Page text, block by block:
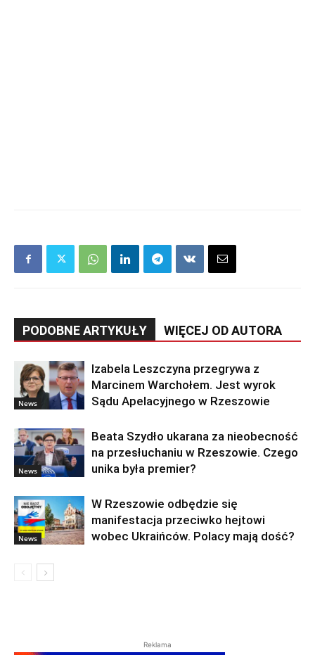
PODOBNE ARTYKUŁY WIĘCEJ OD AUTORA
News
Izabela Leszczyna przegrywa z
Marcinem Warchołem. Jest wyrok
Sądu Apelacyjnego w Rzeszowie
News
Beata Szydło ukarana za nieobecność
na przesłuchaniu w Rzeszowie. Czego
unika była premier?
News
W Rzeszowie odbędzie się
manifestacja przeciwko hejtowi
wobec Ukraińców. Polacy mają dość?
Reklama